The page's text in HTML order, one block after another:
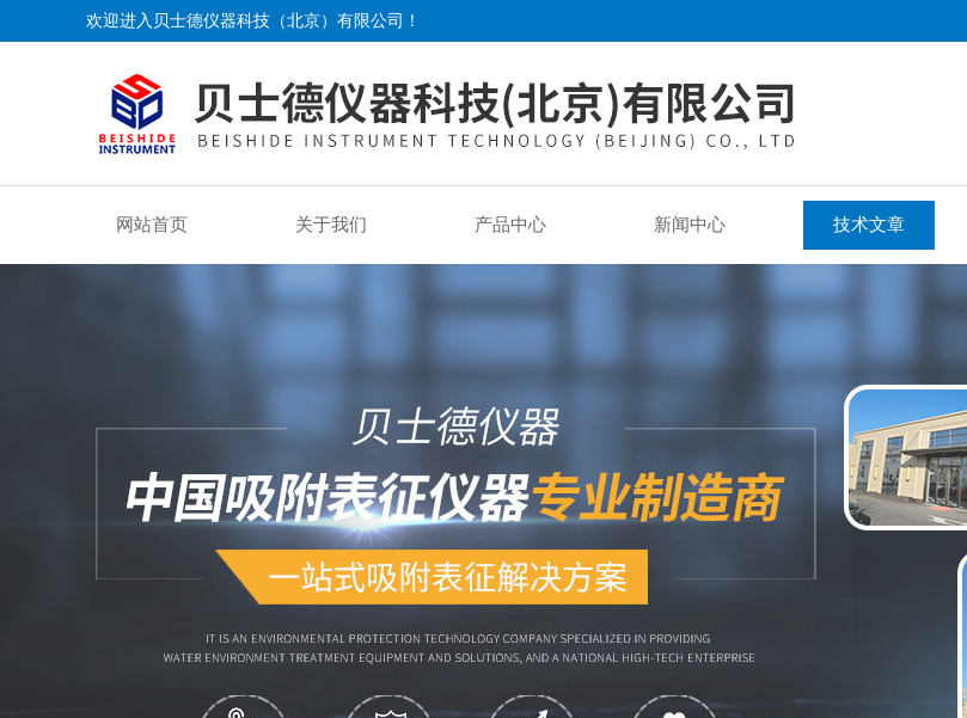
欢迎进入贝士德仪器科技（北京）有限公司！
网站首页 关于我们 产品中心 新闻中心 技术文章